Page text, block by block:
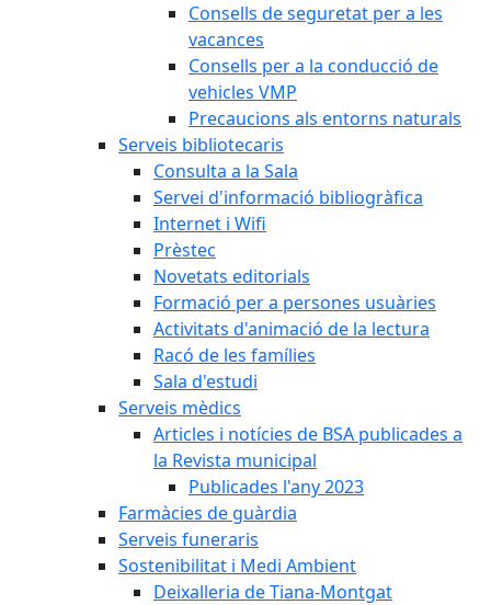
Consells de seguretat per a les
vacances
Consells per a la conducció de
vehicles VMP
Precaucions als entorns naturals
Serveis bibliotecaris
Consulta a la Sala
Servei d'informació bibliogràfica
Internet i Wifi
Prèstec
Novetats editorials
Formació per a persones usuàries
Activitats d'animació de la lectura
Racó de les famílies
Sala d'estudi
Serveis mèdics
Articles i notícies de BSA publicades a
la Revista municipal
Publicades l'any 2023
Farmàcies de guàrdia
Serveis funeraris
Sostenibilitat i Medi Ambient
Deixalleria de Tiana-Montgat